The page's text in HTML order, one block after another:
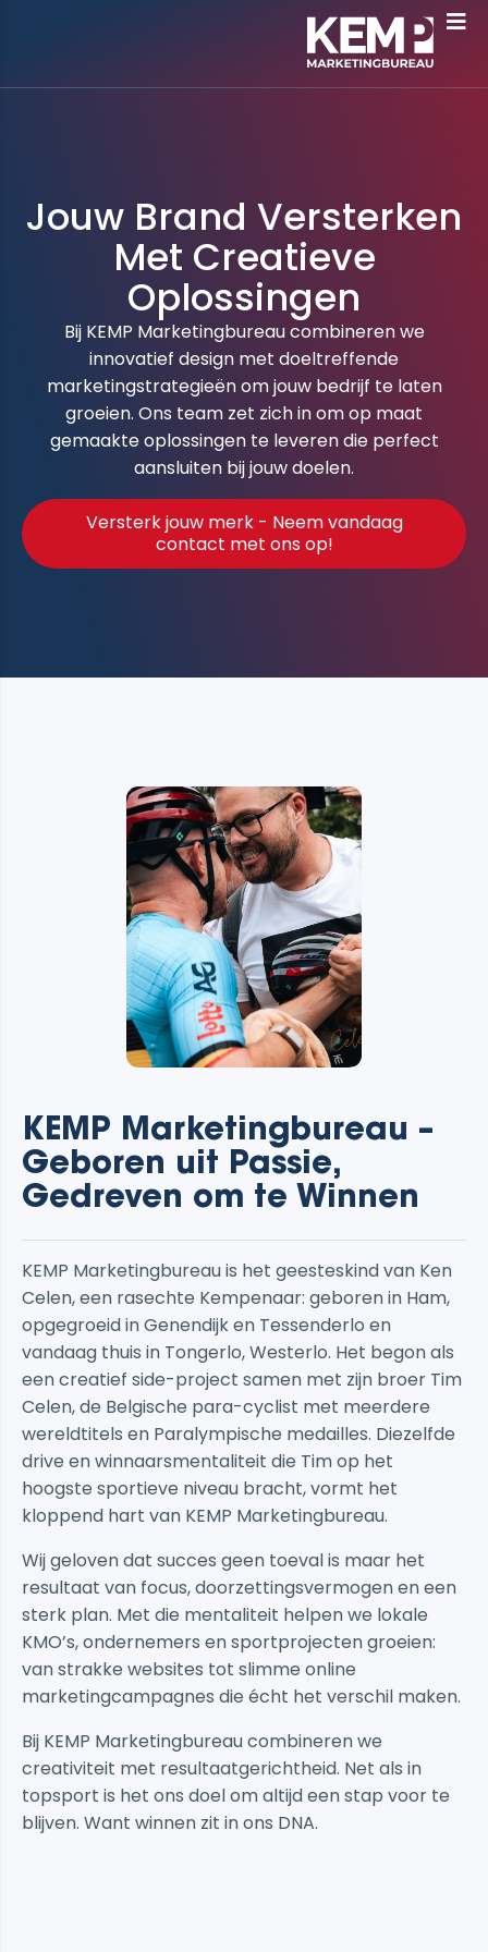
Jouw Brand Versterken
Met Creatieve
Oplossingen
Bij KEMP Marketingbureau combineren we
innovatief design met doeltreffende
marketingstrategieën om jouw bedrijf te laten
groeien. Ons team zet zich in om op maat
gemaakte oplossingen te leveren die perfect
aansluiten bij jouw doelen.
Versterk jouw merk - Neem vandaag
contact met ons op!
KEMP Marketingbureau –
Geboren uit Passie,
Gedreven om te Winnen
KEMP Marketingbureau is het geesteskind van Ken
Celen, een rasechte Kempenaar: geboren in Ham,
opgegroeid in Genendijk en Tessenderlo en
vandaag thuis in Tongerlo, Westerlo. Het begon als
een creatief side-project samen met zijn broer Tim
Celen, de Belgische para-cyclist met meerdere
wereldtitels en Paralympische medailles. Diezelfde
drive en winnaarsmentaliteit die Tim op het
hoogste sportieve niveau bracht, vormt het
kloppend hart van KEMP Marketingbureau.
Wij geloven dat succes geen toeval is maar het
resultaat van focus, doorzettingsvermogen en een
sterk plan. Met die mentaliteit helpen we lokale
KMO’s, ondernemers en sportprojecten groeien:
van strakke websites tot slimme online
marketingcampagnes die écht het verschil maken.
Bij KEMP Marketingbureau combineren we
creativiteit met resultaatgerichtheid. Net als in
topsport is het ons doel om altijd een stap voor te
blijven. Want winnen zit in ons DNA.